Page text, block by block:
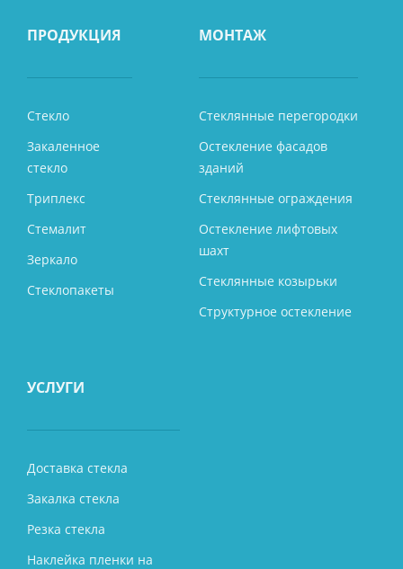
ПРОДУКЦИЯ
Стекло
Закаленное
стекло
Триплекс
Стемалит
Зеркало
Стеклопакеты
МОНТАЖ
Стеклянные перегородки
Остекление фасадов
зданий
Стеклянные ограждения
Остекление лифтовых
шахт
Стеклянные козырьки
Структурное остекление
УСЛУГИ
Доставка стекла
Закалка стекла
Резка стекла
Наклейка пленки на